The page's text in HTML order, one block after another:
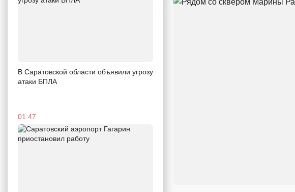
В Саратовской области объявили угрозу
атаки БПЛА
01:47